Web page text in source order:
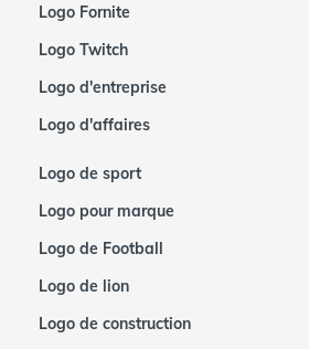
Logo Fornite
Logo Twitch
Logo d'entreprise
Logo d'affaires
Logo de sport
Logo pour marque
Logo de Football
Logo de lion
Logo de construction